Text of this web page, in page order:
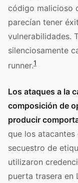
código malicioso
parecían tener
vulnerabilidades.
silenciosamente
runner.1
Los ataques a la
composición de
producir
que los
secuestro de
utilizaron
puerta trasera en